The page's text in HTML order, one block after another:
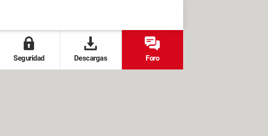
Seguridad Descargas Foro